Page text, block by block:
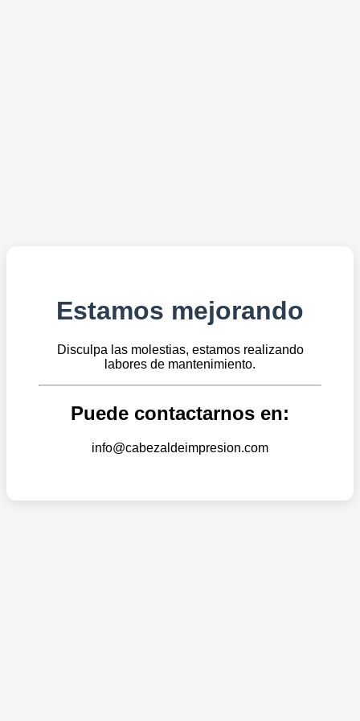
Estamos mejorando
Disculpa las molestias, estamos realizando
labores de mantenimiento.
Puede contactarnos en:
info@cabezaldeimpresion.com